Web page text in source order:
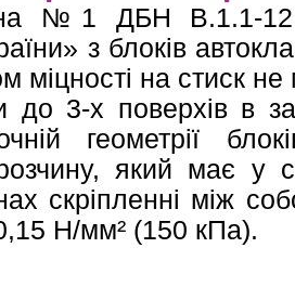
№1 ДБН В.1.1-
з блоків
міцності на стиск
до 3-х поверхів в
геометрії
який має у
скріпленні між
Н/мм² (150 кПа).